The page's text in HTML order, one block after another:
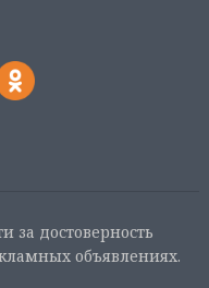
за достоверность
объявлениях.